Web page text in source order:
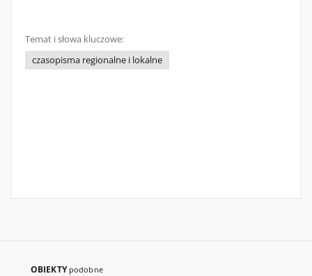
Temat i słowa kluczowe:
czasopisma regionalne i lokalne
OBIEKTY podobne